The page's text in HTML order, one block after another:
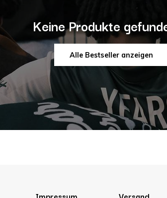
Keine Produkte
Alle Bestseller anzeigen